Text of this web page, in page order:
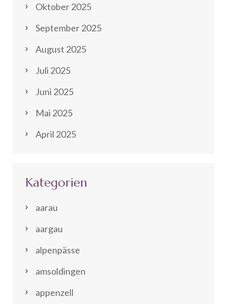
Oktober 2025
September 2025
August 2025
Juli 2025
Juni 2025
Mai 2025
April 2025
Kategorien
aarau
aargau
alpenpässe
amsoldingen
appenzell